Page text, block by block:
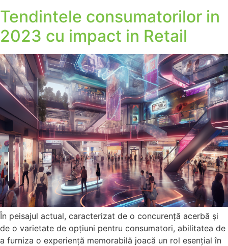
Tendintele consumatorilor in
2023 cu impact in Retail
În peisajul actual, caracterizat de o concurență acerbă și
de o varietate de opțiuni pentru consumatori, abilitatea de
a furniza o experiență memorabilă joacă un rol esențial în